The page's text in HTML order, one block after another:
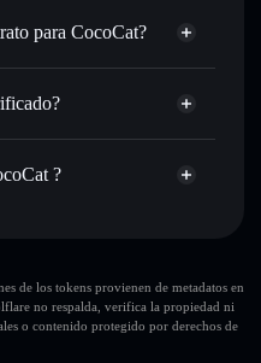
COCOC sin vincular
el agregador de privacidad
real
COCOC en una
para CocoCat?
CocoCat
?
10 principales carteras
de los tokens provienen de metadatos en
no respalda, verifica la propiedad ni
o contenido protegido por derechos de